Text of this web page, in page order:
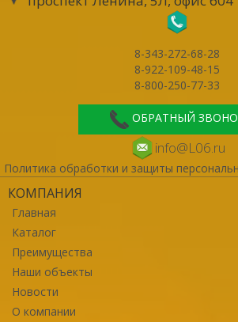
8-343-272-68-28
8-922-109-48-15
8-800-250-77-33
ОБРАТНЫЙ
info@L06.ru
Политика обработки и защиты
КОМПАНИЯ
Главная
Каталог
Преимущества
Наши объекты
Новости
О компании